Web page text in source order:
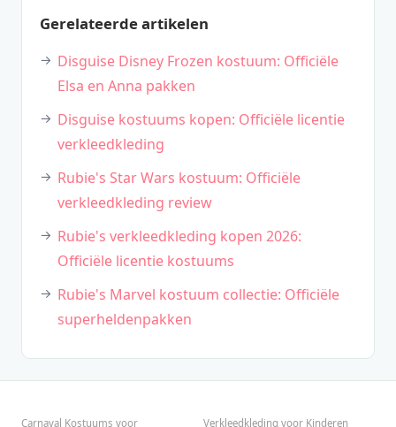
Gerelateerde artikelen
Disguise Disney Frozen kostuum: Officiële
Elsa en Anna pakken
Disguise kostuums kopen: Officiële licentie
verkleedkleding
Rubie's Star Wars kostuum: Officiële
verkleedkleding review
Rubie's verkleedkleding kopen 2026:
Officiële licentie kostuums
Rubie's Marvel kostuum collectie: Officiële
superheldenpakken
Carnaval Kostuums voor Verkleedkleding voor Kinderen